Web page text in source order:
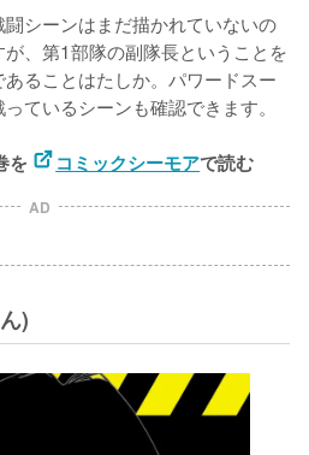
シーンはまだ描かれていないの
、第1部隊の副隊長ということを
ることはたしか。パワードスー
ているシーンも確認できます。
を コミックシーモアで読む
AD
)